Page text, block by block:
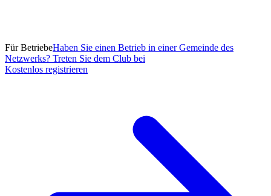
Für BetriebeHaben Sie einen Betrieb in einer Gemeinde des
Netzwerks? Treten Sie dem Club bei
Kostenlos registrieren